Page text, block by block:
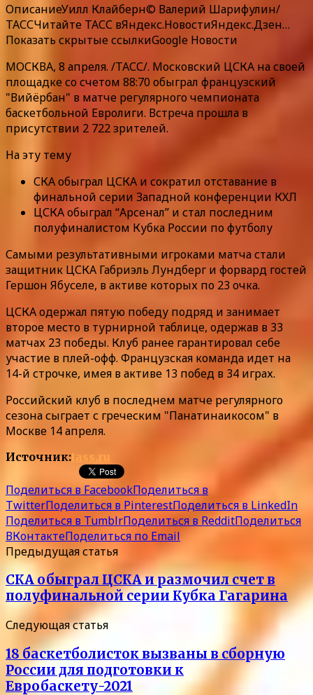
ОписаниеУилл Клайберн© Валерий Шарифулин/
ТАССЧитайте ТАСС вЯндекс.НовостиЯндекс.Дзен…
Показать скрытые ссылкиGoogle Новости
МОСКВА, 8 апреля. /ТАСС/. Московский ЦСКА на своей
площадке со счетом 88:70 обыграл французский
"Вийёрбан" в матче регулярного чемпионата
баскетбольной Евролиги. Встреча прошла в
присутствии 2 722 зрителей.
На эту тему
СКА обыграл ЦСКА и сократил отставание в
финальной серии Западной конференции КХЛ
ЦСКА обыграл “Арсенал” и стал последним
полуфиналистом Кубка России по футболу
Самыми результативными игроками матча стали
защитник ЦСКА Габриэль Лундберг и форвард гостей
Гершон Ябуселе, в активе которых по 23 очка.
ЦСКА одержал пятую победу подряд и занимает
второе место в турнирной таблице, одержав в 33
матчах 23 победы. Клуб ранее гарантировал себе
участие в плей-офф. Французская команда идет на
14-й строчке, имея в активе 13 побед в 34 играх.
Российский клуб в последнем матче регулярного
сезона сыграет с греческим "Панатинаикосом" в
Москве 14 апреля.
Источник:tass.ru
Поделиться в FacebookПоделиться в
TwitterПоделиться в PinterestПоделиться в LinkedIn
Поделиться в TumblrПоделиться в RedditПоделиться
ВКонтактеПоделиться по Email
Предыдущая статья
СКА обыграл ЦСКА и размочил счет в
полуфинальной серии Кубка Гагарина
Следующая статья
18 баскетболисток вызваны в сборную
России для подготовки к
Евробаскету-2021